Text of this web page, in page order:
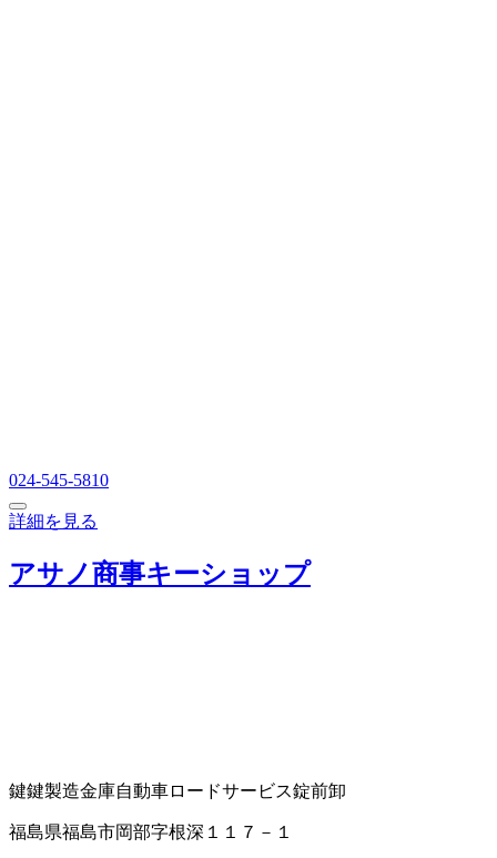
024-545-5810
詳細を見る
アサノ商事キーショップ
鍵鍵製造金庫自動車ロードサービス錠前卸
福島県福島市岡部字根深１１７－１